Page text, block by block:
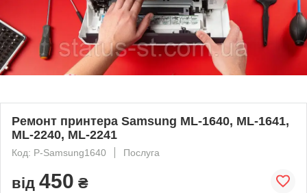
Ремонт принтера Samsung ML-1640, ML-1641,
ML-2240, ML-2241
Код: Р-Samsung1640 Послуга
від 450 ₴